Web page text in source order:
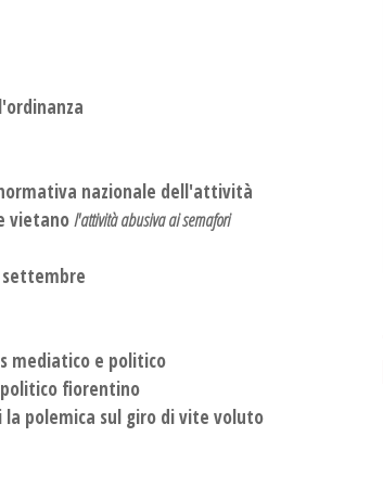
nazionale dell'attività
vietanol'attività abusiva ai semafori
mediatico e politico
fiorentino
la polemica sul giro di vite voluto